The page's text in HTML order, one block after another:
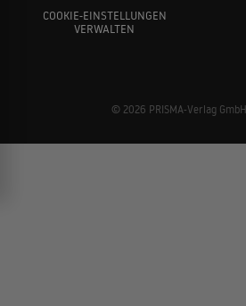
COOKIE-EINSTELLUNGEN
VERWALTEN
© 2026 PRISMA-Verlag